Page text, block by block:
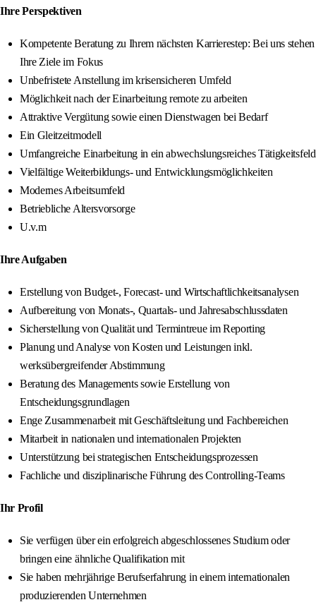
Ihre Perspektiven
Kompetente Beratung zu Ihrem nächsten Karrierestep: Bei uns stehen
Ihre Ziele im Fokus
Unbefristete Anstellung im krisensicheren Umfeld
Möglichkeit nach der Einarbeitung remote zu arbeiten
Attraktive Vergütung sowie einen Dienstwagen bei Bedarf
Ein Gleitzeitmodell
Umfangreiche Einarbeitung in ein abwechslungsreiches Tätigkeitsfeld
Vielfältige Weiterbildungs- und Entwicklungsmöglichkeiten
Modernes Arbeitsumfeld
Betriebliche Altersvorsorge
U.v.m
Ihre Aufgaben
Erstellung von Budget-, Forecast- und Wirtschaftlichkeitsanalysen
Aufbereitung von Monats-, Quartals- und Jahresabschlussdaten
Sicherstellung von Qualität und Termintreue im Reporting
Planung und Analyse von Kosten und Leistungen inkl.
werksübergreifender Abstimmung
Beratung des Managements sowie Erstellung von
Entscheidungsgrundlagen
Enge Zusammenarbeit mit Geschäftsleitung und Fachbereichen
Mitarbeit in nationalen und internationalen Projekten
Unterstützung bei strategischen Entscheidungsprozessen
Fachliche und disziplinarische Führung des Controlling-Teams
Ihr Profil
Sie verfügen über ein erfolgreich abgeschlossenes Studium oder
bringen eine ähnliche Qualifikation mit
Sie haben mehrjährige Berufserfahrung in einem internationalen
produzierenden Unternehmen